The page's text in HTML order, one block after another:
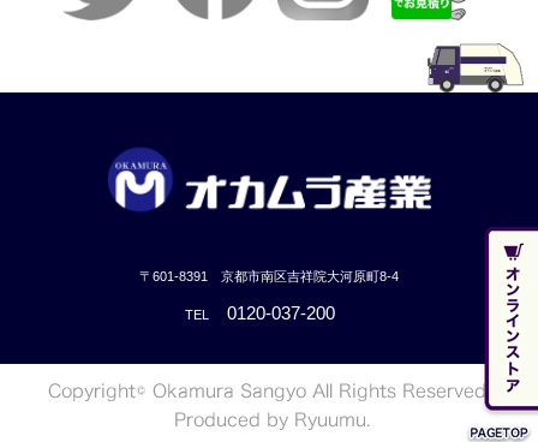
〒601-8391 京都市南区吉祥院大河原町8-4
TEL 0120-037-200